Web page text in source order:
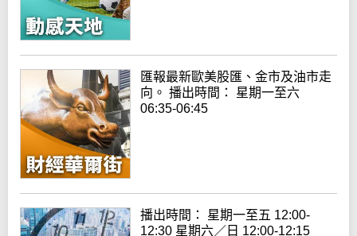
匯報最新歐美股匯、金市及油市走
向。 播出時間： 星期一至六
06:35-06:45
播出時間： 星期一至五 12:00-
12:30 星期六／日 12:00-12:15